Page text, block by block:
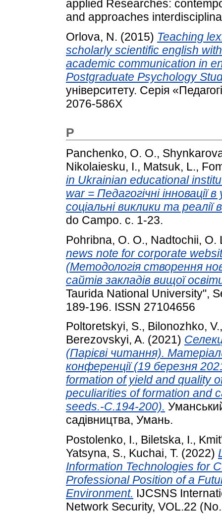
applied Researches:
and approaches
Orlova, N. (2015) Teaching
scholarly scientific english
academic communication in
Postgraduate Psychology
університету. Серія
2076-586Х
P
Panchenko, O. O.,
Nikolaiesku, I., Matsuk, L.,
in Ukrainian educational
war = Педагогічні інновації
соціальні виклики та реалії
do Campo. с. 1-23.
Pohribna, O. O., Nadtochii, O.
news note for corporate
(Методологія створення
сайтів закладів вищої
Taurida National University",
189-196. ISSN 27104656
Poltoretskyi, S., Bilonozhko, V.
Berezovskyi, A. (2021)
(Парієві читання).
конференції (19 березня
formation of yield and quality
peculiarities of formation and
seeds.-С.194-200).
садівництва, Умань.
Postolenko, I., Biletska, I.,
Yatsyna, S., Kuchai, T. (2022)
Information Technologies for
Professional Position of a
Environment. IJCSNS
Network Security, VOL.22